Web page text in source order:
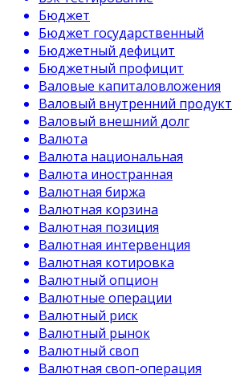
Бюджет
Бюджет государственный
Бюджетный дефицит
Бюджетный профицит
Валовые капиталовложения
Валовый внутренний продукт
Валовый внешний долг
Валюта
Валюта национальная
Валюта иностранная
Валютная биржа
Валютная корзина
Валютная позиция
Валютная интервенция
Валютная котировка
Валютный опцион
Валютные операции
Валютный риск
Валютный рынок
Валютный своп
Валютная своп-операция